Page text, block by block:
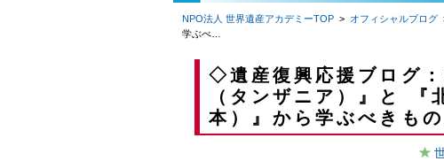
NPO法人 世界遺産アカデミーTOP> オフィシャルブログ
学ぶべ…
◇遺産復興応援ブログ
（タンザニア）』と 『
本）』から学ぶべきもの